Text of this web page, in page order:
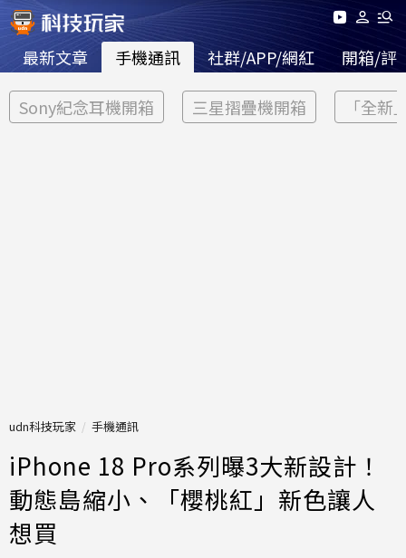
最新文章 手機通訊 社群/APP/網紅 開箱/評
Sony紀念耳機開箱 三星摺疊機開箱 「全新
udn科技玩家 手機通訊
iPhone 18 Pro系列曝3大新設計！
動態島縮小、「櫻桃紅」新色讓人
想買